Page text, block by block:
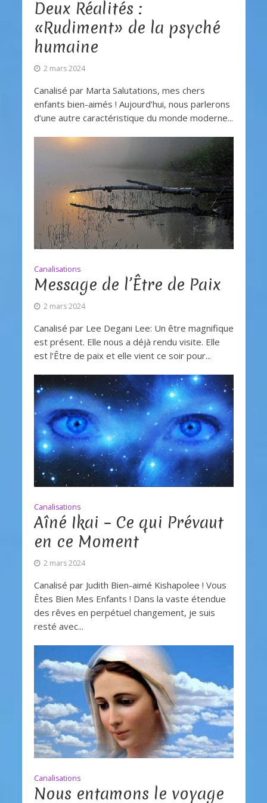
Deux Réalités :
«Rudiment» de la psyché
humaine
2 mars 2024
Canalisé par Marta Salutations, mes chers
enfants bien-aimés ! Aujourd’hui, nous parlerons
d’une autre caractéristique du monde moderne...
Canalisations
Message de l’Être de Paix
2 mars 2024
Canalisé par Lee Degani Lee: Un être magnifique
est présent. Elle nous a déjà rendu visite. Elle
est l’Être de paix et elle vient ce soir pour...
Canalisations
Aîné Ikai – Ce qui Prévaut
en ce Moment
2 mars 2024
Canalisé par Judith Bien-aimé Kishapolee ! Vous
Êtes Bien Mes Enfants ! Dans la vaste étendue
des rêves en perpétuel changement, je suis
resté avec...
Canalisations
Nous entamons le voyage